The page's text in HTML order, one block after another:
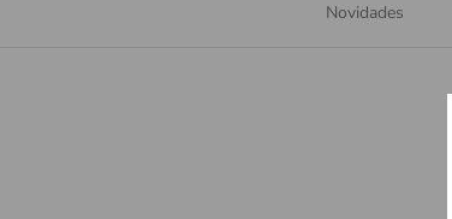
Novidades